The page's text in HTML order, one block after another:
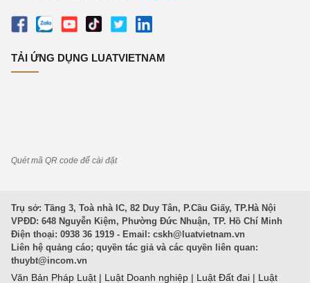
TẢI ỨNG DỤNG LUATVIETNAM
Quét mã QR code để cài đặt
Trụ sở: Tầng 3, Toà nhà IC, 82 Duy Tân, P.Cầu Giấy, TP.Hà Nội
VPĐD: 648 Nguyễn Kiệm, Phường Đức Nhuận, TP. Hồ Chí Minh
Điện thoại: 0938 36 1919 - Email: cskh@luatvietnam.vn
Liên hệ quảng cáo; quyền tác giả và các quyền liên quan:
thuybt@incom.vn
Văn Bản Pháp Luật | Luật Doanh nghiệp | Luật Đất đai | Luật